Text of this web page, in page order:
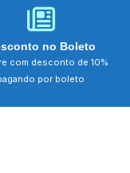
no Boleto
com desconto de 10%
por boleto